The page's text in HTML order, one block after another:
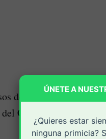
de quemados con
Cauca, la mayoría
ÚNETE A
¿Quieres estar
ninguna primicia?